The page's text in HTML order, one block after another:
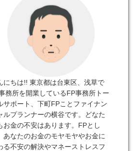
にちは!! 東京都は台東区、浅草で
務所を開業しているFP事務所トー
サポート、下町FPことファイナン
ルプランナーの横谷です。どなた
お金の不安はあります。FPとし
あなたのお金のモヤモヤやお金に
る不安の解決やマネーストレスフ